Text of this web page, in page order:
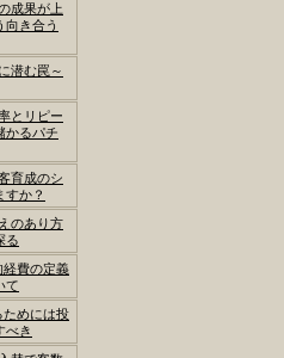
成果が上
向き合う
潜む罠～
とリピー
かるパチ
育成のシ
すか？
のあり方
る
経費の定義
て
ためには投
べき